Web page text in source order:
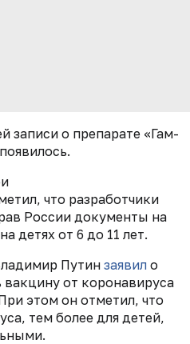
записи о препарате «Гам-
что разработчики
России документы на
детях от 6 до 11 лет.
Путин заявил о
от коронавируса
этом он отметил, что
тем более для детей,